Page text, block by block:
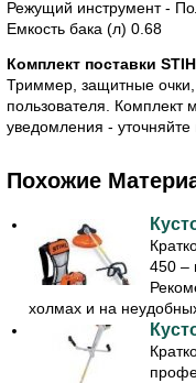
Режущий инструмент -
Емкость бака (л) 0.68
Комплект поставки
Триммер, защитные очки,
пользователя. Комплект
уведомления -
Похожие
450 –
холмах и на